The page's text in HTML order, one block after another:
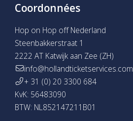
Coordonnées
Hop on Hop off Nederland
Steenbakkerstraat 1
2222 AT Katwijk aan Zee (ZH)
info@hollandticketservices.com
+ 31 (0) 20 3300 684
KvK: 56483090
BTW: NL852147211B01